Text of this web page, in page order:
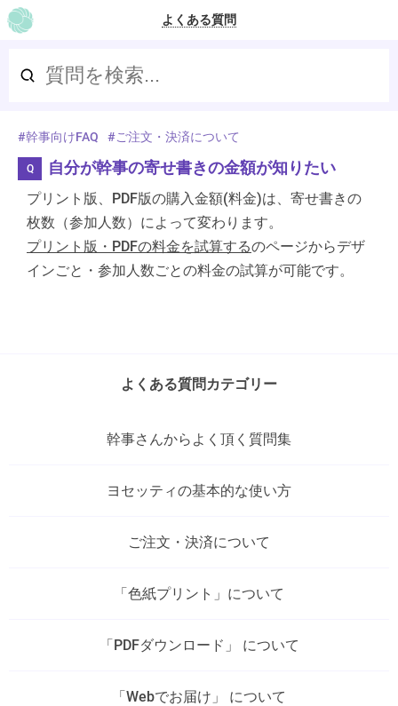
よくある質問
幹事向けFAQ ご注文・決済について
自分が幹事の寄せ書きの金額が知りたい
プリント版、PDF版の購入金額(料金)は、寄せ書きの
枚数（参加人数）によって変わります。
プリント版・PDFの料金を試算するのページからデザ
インごと・参加人数ごとの料金の試算が可能です。
よくある質問カテゴリー
幹事さんからよく頂く質問集
ヨセッティの基本的な使い方
ご注文・決済について
「色紙プリント」について
「PDFダウンロード」 について
「Webでお届け」 について